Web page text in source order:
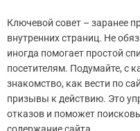
Ключевой совет – заранее
внутренних страниц. Не
иногда помогает простой
посетителям. Подумайте, с
знакомство, как вести по
призывы к действию. Это
отказов и поможет